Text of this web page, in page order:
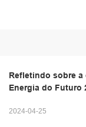
Refletindo sobre
Energia do Futuro
2024-04-25